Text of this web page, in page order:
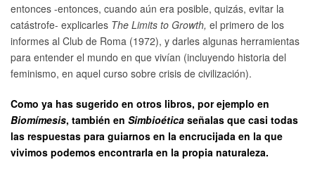
entonces ­-entonces, cuando aún era posible, quizás, evitar la
catástrofe- explicarles The Limits to Growth, el primero de los
informes al Club de Roma (1972), y darles algunas herramientas
para entender el mundo en que vivían (incluyendo historia del
feminismo, en aquel curso sobre crisis de civilización).
Como ya has sugerido en otros libros, por ejemplo en
Biomímesis, también en Simbioética señalas que casi todas
las respuestas para guiarnos en la encrucijada en la que
vivimos podemos encontrarla en la propia naturaleza.